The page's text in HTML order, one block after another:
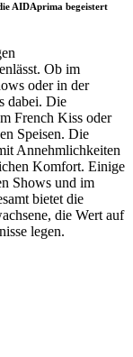
AIDAprima begeistert
Ob im
oder in der
dabei. Die
French Kiss oder
Speisen. Die
Annehmlichkeiten
Komfort. Einige
Shows und im
bietet die
die Wert auf
legen.